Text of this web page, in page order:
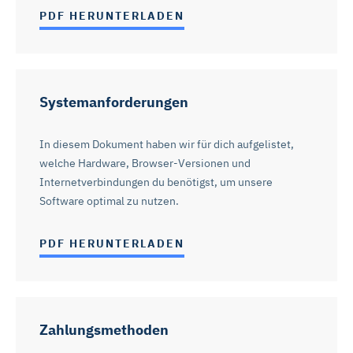
Datenschutzerklärungauf. Unser Impressum ist
PDF HERUNTERLADEN
Systemanforderungen
In diesem Dokument haben wir für dich aufgelistet,
welche Hardware, Browser-Versionen und
Internetverbindungen du benötigst, um unsere
Software optimal zu nutzen.
PDF HERUNTERLADEN
Zahlungsmethoden